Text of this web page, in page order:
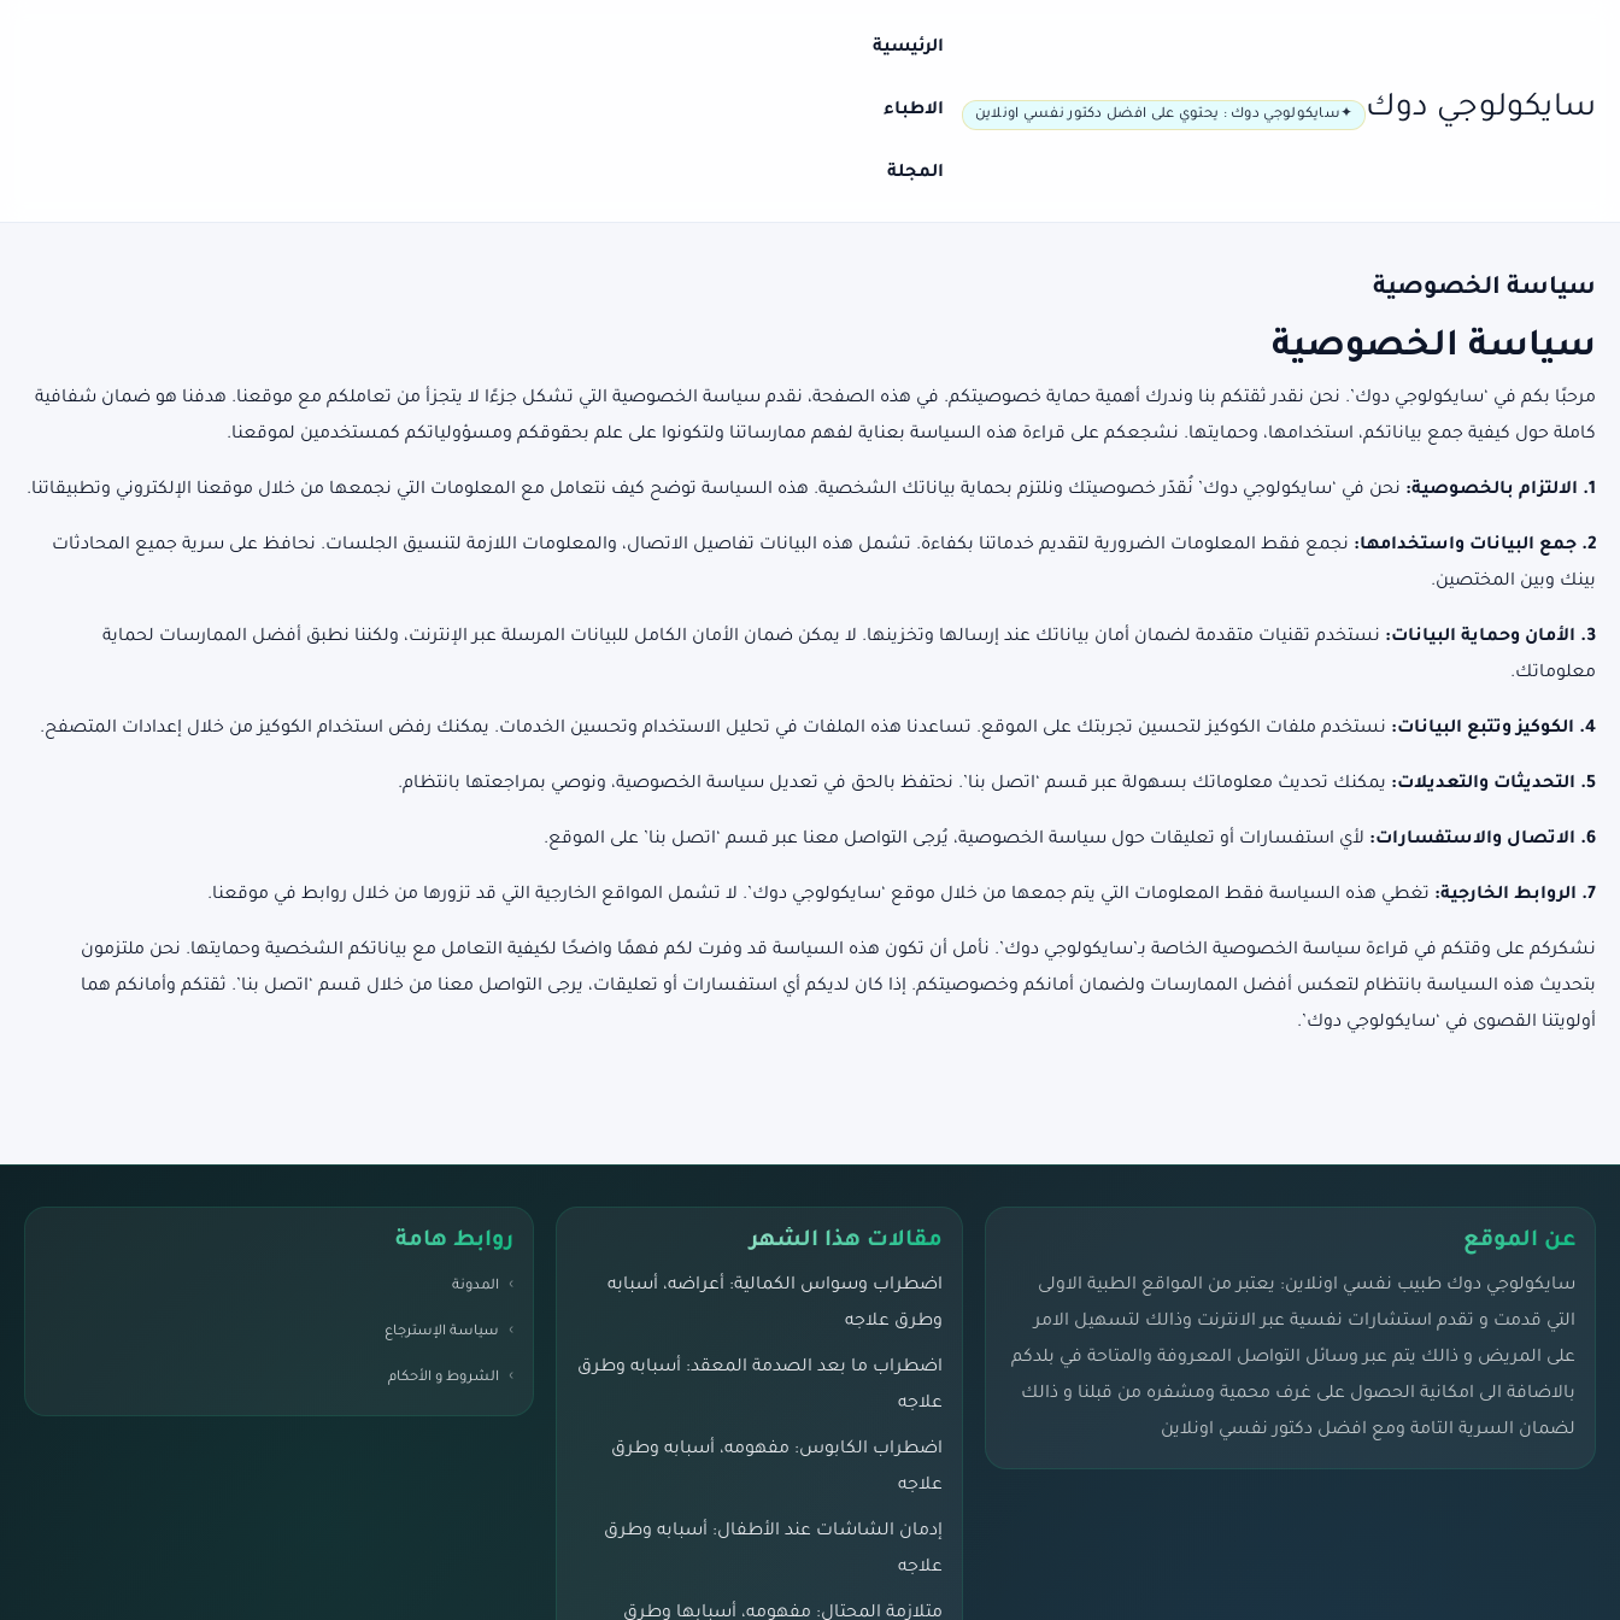
سايكولوجي دوك سايكولوجي دوك : يحتوي على افضل دكتور نفسي اونلاين
الرئيسية
الاطباء
المجلة
سياسة الخصوصية
سياسة الخصوصية
مرحبًا بكم في ‘سايكولوجي دوك’. نحن نقدر ثقتكم بنا وندرك أهمية حماية خصوصيتكم. في هذه الصفحة، نقدم سياسة الخصوصية التي تشكل جزءًا لا يتجزأ من تعاملكم مع موقعنا. هدفنا هو ضمان شفافية
كاملة حول كيفية جمع بياناتكم، استخدامها، وحمايتها. نشجعكم على قراءة هذه السياسة بعناية لفهم ممارساتنا ولتكونوا على علم بحقوقكم ومسؤولياتكم كمستخدمين لموقعنا.
1. الالتزام بالخصوصية: نحن في ‘سايكولوجي دوك’ نُقدّر خصوصيتك ونلتزم بحماية بياناتك الشخصية. هذه السياسة توضح كيف نتعامل مع المعلومات التي نجمعها من خلال موقعنا الإلكتروني وتطبيقاتنا.
2. جمع البيانات واستخدامها:
نجمع فقط المعلومات الضرورية لتقديم خدماتنا بكفاءة. تشمل هذه البيانات تفاصيل الاتصال، والمعلومات اللازمة لتنسيق الجلسات. نحافظ على سرية جميع المحادثات
بينك وبين المختصين.
3. الأمان وحماية البيانات:
نستخدم تقنيات متقدمة لضمان أمان بياناتك عند إرسالها وتخزينها. لا يمكن ضمان الأمان الكامل للبيانات المرسلة عبر الإنترنت، ولكننا نطبق أفضل الممارسات لحماية
معلوماتك.
4. الكوكيز وتتبع البيانات: نستخدم ملفات الكوكيز لتحسين تجربتك على الموقع. تساعدنا هذه الملفات في تحليل الاستخدام وتحسين الخدمات. يمكنك رفض استخدام الكوكيز من خلال إعدادات المتصفح.
5. التحديثات والتعديلات: يمكنك تحديث معلوماتك بسهولة عبر قسم ‘اتصل بنا’. نحتفظ بالحق في تعديل سياسة الخصوصية، ونوصي بمراجعتها بانتظام.
6. الاتصال والاستفسارات: لأي استفسارات أو تعليقات حول سياسة الخصوصية، يُرجى التواصل معنا عبر قسم ‘اتصل بنا’ على الموقع.
7. الروابط الخارجية: تغطي هذه السياسة فقط المعلومات التي يتم جمعها من خلال موقع ‘سايكولوجي دوك’. لا تشمل المواقع الخارجية التي قد تزورها من خلال روابط في موقعنا.
نشكركم على وقتكم في قراءة سياسة الخصوصية الخاصة بـ’سايكولوجي دوك’. نأمل أن تكون هذه السياسة قد وفرت لكم فهمًا واضحًا لكيفية التعامل مع بياناتكم الشخصية وحمايتها. نحن ملتزمون
بتحديث هذه السياسة بانتظام لتعكس أفضل الممارسات ولضمان أمانكم وخصوصيتكم. إذا كان لديكم أي استفسارات أو تعليقات، يرجى التواصل معنا من خلال قسم ‘اتصل بنا’. ثقتكم وأمانكم هما
أولويتنا القصوى في ‘سايكولوجي دوك’.
عن الموقع
سايكولوجي دوك طبيب نفسي اونلاين: يعتبر من المواقع الطبية الاولى
التي قدمت و تقدم استشارات نفسية عبر الانترنت وذالك لتسهيل الامر
على المريض و ذالك يتم عبر وسائل التواصل المعروفة والمتاحة في بلدكم
بالاضافة الى امكانية الحصول على غرف محمية ومشفره من قبلنا و ذالك
لضمان السرية التامة ومع افضل دكتور نفسي اونلاين
مقالات هذا الشهر
اضطراب وسواس الكمالية: أعراضه، أسبابه
وطرق علاجه
اضطراب ما بعد الصدمة المعقد: أسبابه وطرق
علاجه
اضطراب الكابوس: مفهومه، أسبابه وطرق
علاجه
إدمان الشاشات عند الأطفال: أسبابه وطرق
علاجه
متلازمة المحتال: مفهومه، أسبابها وطرق
روابط هامة
المدونة
سياسة الإسترجاع
الشروط و الأحكام